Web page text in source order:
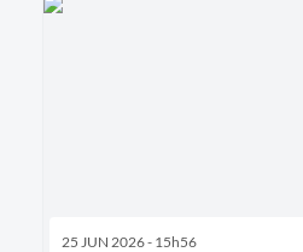
25 JUN 2026 - 15h56